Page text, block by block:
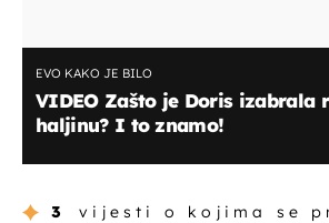
EVO KAKO JE BILO
VIDEO Zašto je Doris izabrala
haljinu? I to znamo!
3 vijesti o kojima se